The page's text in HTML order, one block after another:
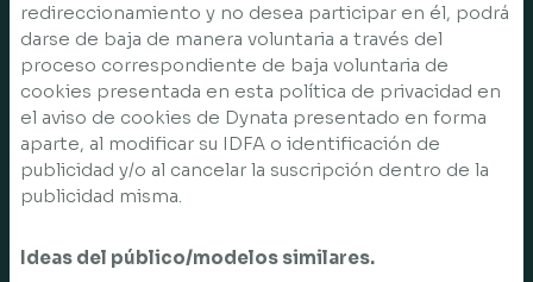
redireccionamiento y no desea participar en él, podrá
darse de baja de manera voluntaria a través del
proceso correspondiente de baja voluntaria de
cookies presentada en esta política de privacidad en
el aviso de cookies de Dynata presentado en forma
aparte, al modificar su IDFA o identificación de
publicidad y/o al cancelar la suscripción dentro de la
publicidad misma.
Ideas del público/modelos similares.